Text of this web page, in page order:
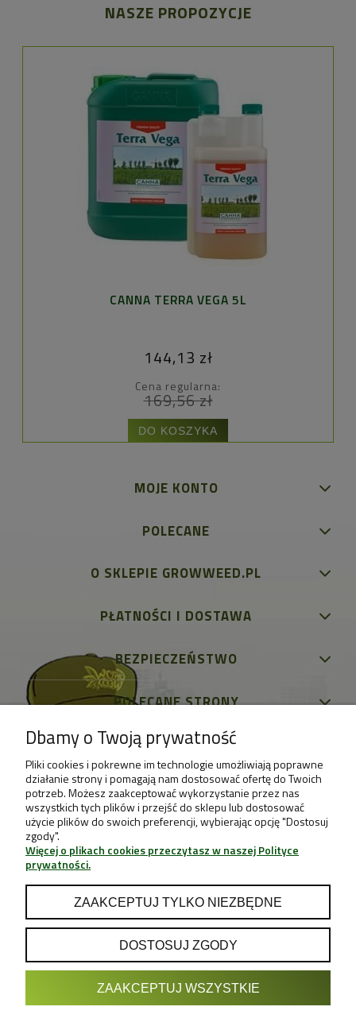
NASZE PROPOZYCJE
CANNA TERRA VEGA 5L
144,13 zł
Cena regularna:
169,56 zł
DO KOSZYKA
MOJE KONTO
POLECANE
O SKLEPIE GROWWEED.PL
PŁATNOŚCI I DOSTAWA
BEZPIECZEŃSTWO
POLECANE STRONY
POKAŻ PEŁNĄ WERSJĘ STRONY
Dbamy o Twoją prywatność
Pliki cookies i pokrewne im technologie umożliwiają poprawne
działanie strony i pomagają nam dostosować ofertę do Twoich
potrzeb. Możesz zaakceptować wykorzystanie przez nas
wszystkich tych plików i przejść do sklepu lub dostosować
użycie plików do swoich preferencji, wybierając opcję "Dostosuj
zgody".
Więcej o plikach cookies przeczytasz w naszej Polityce
prywatności.
ZAAKCEPTUJ TYLKO NIEZBĘDNE
DOSTOSUJ ZGODY
ZAAKCEPTUJ WSZYSTKIE